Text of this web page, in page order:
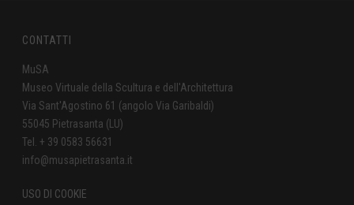
CONTATTI
MuSA
Museo Virtuale della Scultura e dell'Architettura
Via Sant'Agostino 61 (angolo Via Garibaldi)
55045 Pietrasanta (LU)
Tel. + 39 0583 56631
info@musapietrasanta.it
USO DI COOKIE